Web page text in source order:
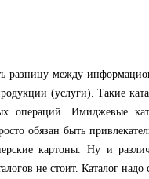
разницу между
(услуги). Такие
операций. Имиджевые
обязан быть
картоны. Ну и
не стоит. Каталог